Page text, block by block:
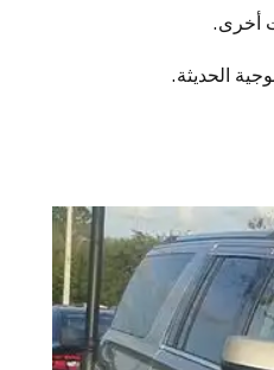
أخرى.
الحديثة.